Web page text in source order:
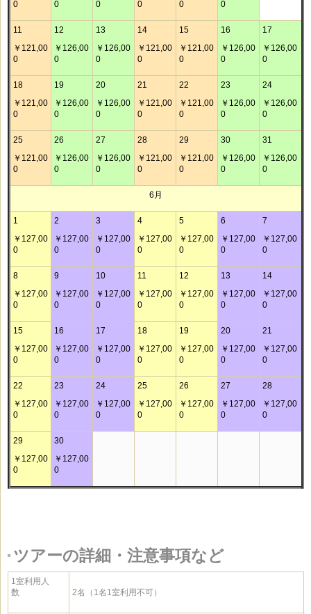
0
0
0
0
0
0
11
￥121,00
0
12
￥126,00
0
13
￥126,00
0
14
￥121,00
0
15
￥121,00
0
16
￥126,00
0
17
￥126,00
0
18
￥121,00
0
19
￥126,00
0
20
￥126,00
0
21
￥121,00
0
22
￥121,00
0
23
￥126,00
0
24
￥126,00
0
25
￥121,00
0
26
￥126,00
0
27
￥126,00
0
28
￥121,00
0
29
￥121,00
0
30
￥126,00
0
31
￥126,00
0
6月
1
￥127,00
0
2
￥127,00
0
3
￥127,00
0
4
￥127,00
0
5
￥127,00
0
6
￥127,00
0
7
￥127,00
0
8
￥127,00
0
9
￥127,00
0
10
￥127,00
0
11
￥127,00
0
12
￥127,00
0
13
￥127,00
0
14
￥127,00
0
15
￥127,00
0
16
￥127,00
0
17
￥127,00
0
18
￥127,00
0
19
￥127,00
0
20
￥127,00
0
21
￥127,00
0
22
￥127,00
0
23
￥127,00
0
24
￥127,00
0
25
￥127,00
0
26
￥127,00
0
27
￥127,00
0
28
￥127,00
0
29
￥127,00
0
30
￥127,00
0
ツアーの詳細・注意事項など
1室利用人
数
2名（1名1室利用不可）